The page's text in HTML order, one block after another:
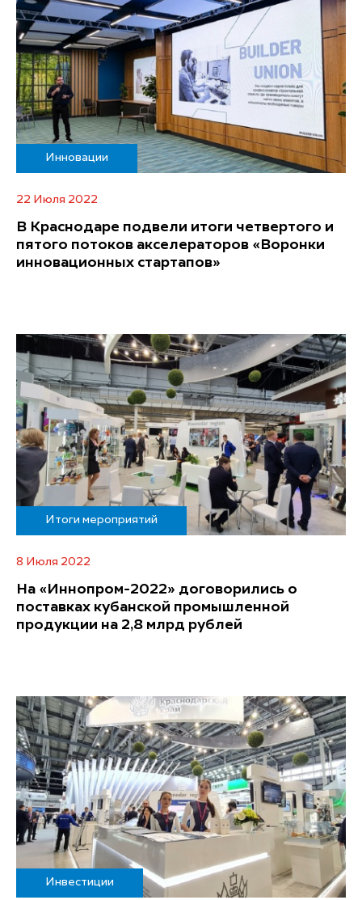
Инновации
22 Июля 2022
В Краснодаре подвели итоги четвертого и
пятого потоков акселераторов «Воронки
инновационных стартапов»
Итоги мероприятий
8 Июля 2022
На «Иннопром-2022» договорились о
поставках кубанской промышленной
продукции на 2,8 млрд рублей
Инвестиции